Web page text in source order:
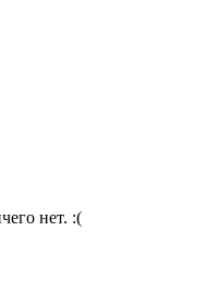
нет. :(